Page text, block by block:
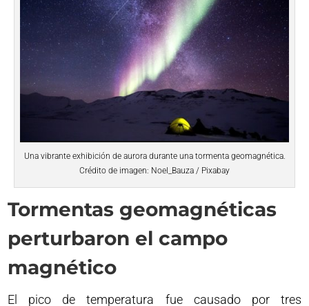
Una vibrante exhibición de aurora durante una tormenta geomagnética.
Crédito de imagen: Noel_Bauza / Pixabay
Tormentas geomagnéticas
perturbaron el campo
magnético
El pico de temperatura fue causado por tres